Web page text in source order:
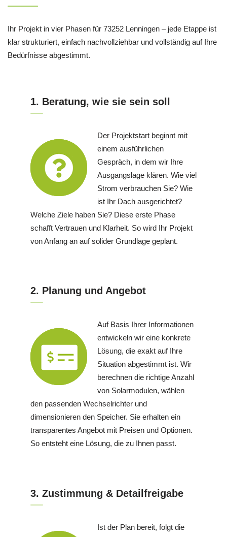
Ihr Projekt in vier Phasen für 73252 Lenningen – jede Etappe ist
klar strukturiert, einfach nachvollziehbar und vollständig auf Ihre
Bedürfnisse abgestimmt.
1. Beratung, wie sie sein soll
Der Projektstart beginnt mit
einem ausführlichen
Gespräch, in dem wir Ihre
Ausgangslage klären. Wie viel
Strom verbrauchen Sie? Wie
ist Ihr Dach ausgerichtet?
Welche Ziele haben Sie? Diese erste Phase
schafft Vertrauen und Klarheit. So wird Ihr Projekt
von Anfang an auf solider Grundlage geplant.
2. Planung und Angebot
Auf Basis Ihrer Informationen
entwickeln wir eine konkrete
Lösung, die exakt auf Ihre
Situation abgestimmt ist. Wir
berechnen die richtige Anzahl
von Solarmodulen, wählen
den passenden Wechselrichter und
dimensionieren den Speicher. Sie erhalten ein
transparentes Angebot mit Preisen und Optionen.
So entsteht eine Lösung, die zu Ihnen passt.
3. Zustimmung & Detailfreigabe
Ist der Plan bereit, folgt die